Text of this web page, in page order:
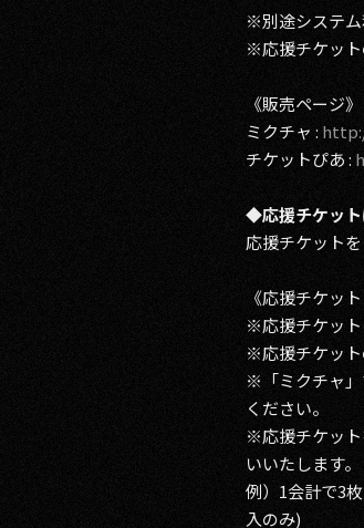
※別途システ
※応援チケット
《販売ページ》
ミクチャ :
チケットぴあ :
◆応援チケット
応援チケット
《応援チケッ
※応援チケット
※応援チケット
※「ミクチャ」
ください。
※応援チケッ
いいたします。
例）1会計で3
入のみ)